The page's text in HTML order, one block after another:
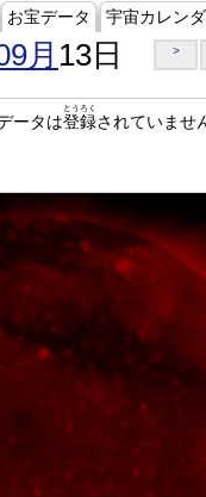
お宝データ 宇宙カレン
月 13日 >
ータは登録
とうろく
されていませ